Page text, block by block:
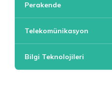
Perakende
Telekomünikasyon
Bilgi Teknolojileri